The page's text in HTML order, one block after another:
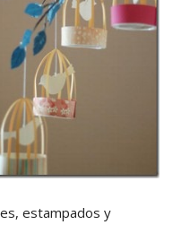
estampados y